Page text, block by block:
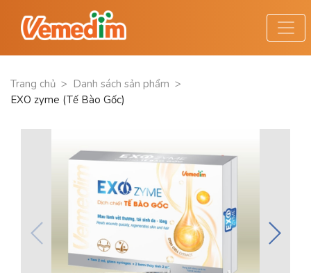
Trang chủ > Danh sách sản phẩm >
EXO zyme (Tế Bào Gốc)